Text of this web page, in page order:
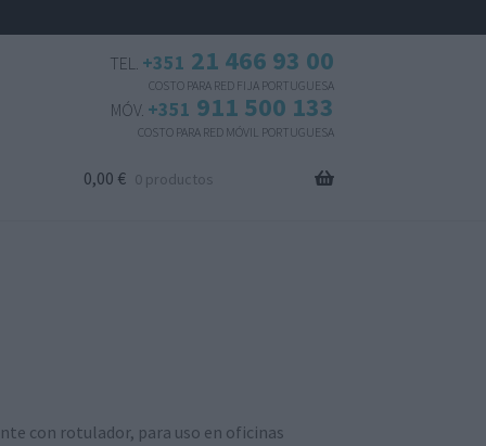
TEL. +351 21 466 93 00
COSTO PARA RED FIJA PORTUGUESA
MÓV. +351 911 500 133
COSTO PARA RED MÓVIL PORTUGUESA
0,00 € 0 productos
con rotulador, para uso en oficinas